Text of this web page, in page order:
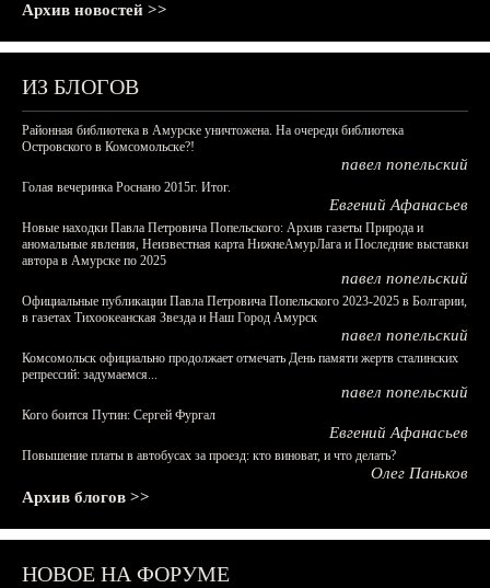
Архив новостей >>
ИЗ БЛОГОВ
Районная библиотека в Амурске уничтожена. На очереди библиотека
Островского в Комсомольске?!
павел попельский
Голая вечеринка Роснано 2015г. Итог.
Евгений Афанасьев
Новые находки Павла Петровича Попельского: Архив газеты Природа и
аномальные явления, Неизвестная карта НижнеАмурЛага и Последние выставки
автора в Амурске по 2025
павел попельский
Официальные публикации Павла Петровича Попельского 2023-2025 в Болгарии,
в газетах Тихоокеанская Звезда и Наш Город Амурск
павел попельский
Комсомольск официально продолжает отмечать День памяти жертв сталинских
репрессий: задумаемся...
павел попельский
Кого боится Путин: Сергей Фургал
Евгений Афанасьев
Повышение платы в автобусах за проезд: кто виноват, и что делать?
Олег Паньков
Архив блогов >>
НОВОЕ НА ФОРУМЕ